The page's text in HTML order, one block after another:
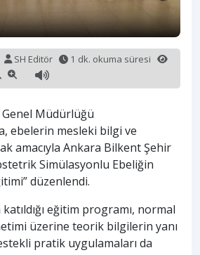
SH Editör
1 dk. okuma süresi
Müdürlüğü
ebelerin mesleki bilgi ve
amacıyla Ankara Bilkent Şehir
Simülasyonlu Ebeliğin
düzenlendi.
eğitim programı, normal
üzerine teorik bilgilerin yanı
pratik uygulamaları da